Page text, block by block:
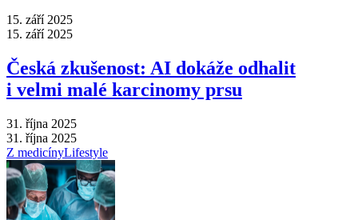
15. září 2025
15. září 2025
Česká zkušenost: AI dokáže odhalit
i velmi malé karcinomy prsu
31. října 2025
31. října 2025
Z medicínyLifestyle